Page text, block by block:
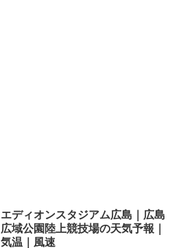
エディオンスタジアム広島｜広島
広域公園陸上競技場の天気予報｜
気温｜風速